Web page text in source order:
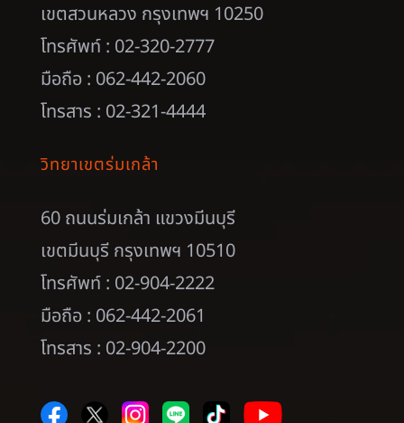
เขตสวนหลวง กรุงเทพฯ 10250
โทรศัพท์ : 02-320-2777
มือถือ : 062-442-2060
โทรสาร : 02-321-4444
วิทยาเขตร่มเกล้า
60 ถนนร่มเกล้า แขวงมีนบุรี
เขตมีนบุรี กรุงเทพฯ 10510
โทรศัพท์ : 02-904-2222
มือถือ : 062-442-2061
โทรสาร : 02-904-2200